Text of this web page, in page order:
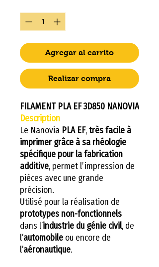
Agregar al carrito
Realizar compra
FILAMENT PLA EF 3D850 NANOVIA
Description
Le Nanovia PLA EF,très facile à
imprimer grâce à sa rhéologie
spécifique pour la fabrication
additive, permet l’impression de
pièces avec une grande
précision.
Utilisé pour la réalisation de
prototypes non-fonctionnels
dans l’industrie du génie civil, de
l’automobile ou encore de
l’aéronautique.